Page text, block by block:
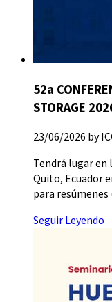
52a
STORAGE
23/06/2026 by
Tendrá lugar en
Quito, Ecuador
para
Seguir Leyendo